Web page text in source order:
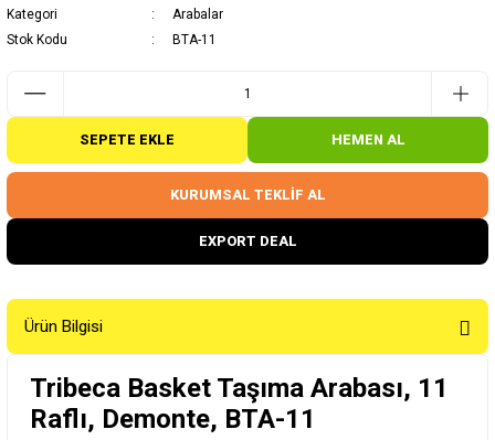
Kategori
Arabalar
Stok Kodu
BTA-11
SEPETE EKLE HEMEN AL
KURUMSAL TEKLİF AL
EXPORT DEAL
Ürün Bilgisi
Tribeca Basket Taşıma Arabası, 11
Raflı, Demonte, BTA-11